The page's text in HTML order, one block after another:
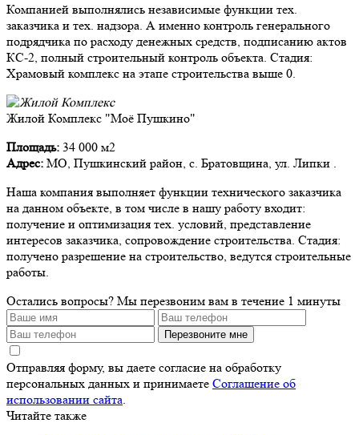
Компанией выполнялись независимые функции тех.
заказчика и тех. надзора. А именно контроль генерального
подрядчика по расходу денежных средств, подписанию актов
КС-2, полный строительный контроль объекта. Стадия:
Храмовый комплекс на этапе строительства выше 0.
Жилой Комплекс "Моё Пушкино"
Площадь: 34 000 м2
Адрес: МО, Пушкинский район, с. Братовщина, ул. Липки .
Наша компания выполняет функции технического заказчика
на данном объекте, в том числе в нашу работу входит:
получение и оптимизация тех. условий, представление
интересов заказчика, сопровождение строительства. Стадия:
получено разрешение на строительство, ведутся строительные
работы.
Остались вопросы? Мы перезвоним вам в течение 1 минуты
Перезвоните мне
Отправляя форму, вы даете согласие на обработку
персональных данных и принимаете Соглашение об
использовании сайта
Читайте также